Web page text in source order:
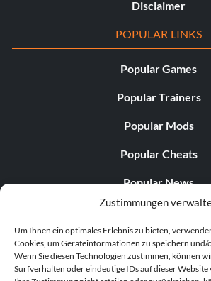
Zustimmungen
Um Ihnen ein optimales Erlebnis zu bieten,
Cookies, um Geräteinformationen zu speichern
Wenn Sie diesen Technologien zustimmen, können
Surfverhalten oder eindeutige IDs auf dieser Website
Disclaimer
POPULAR LINKS
Popular Games
Popular Trainers
Popular Mods
Popular Cheats
Popular News
Popular Editorials
Popular Free Games
LATEST UPDATES